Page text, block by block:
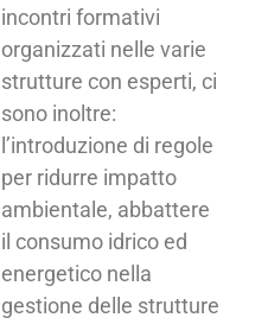
incontri formativi
organizzati nelle varie
strutture con esperti, ci
sono inoltre:
l’introduzione di regole
per ridurre impatto
ambientale, abbattere
il consumo idrico ed
energetico nella
gestione delle strutture